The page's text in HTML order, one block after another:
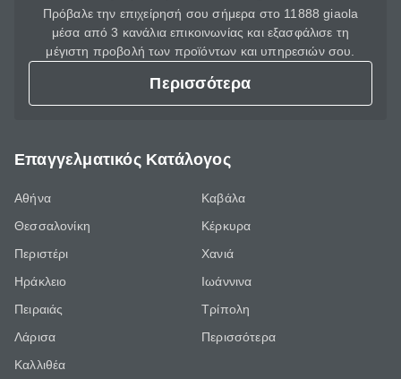
Πρόβαλε την επιχείρησή σου σήμερα στο 11888 giaola
μέσα από 3 κανάλια επικοινωνίας και εξασφάλισε τη
μέγιστη προβολή των προϊόντων και υπηρεσιών σου.
Περισσότερα
Επαγγελματικός Κατάλογος
Αθήνα
Θεσσαλονίκη
Περιστέρι
Ηράκλειο
Πειραιάς
Λάρισα
Καλλιθέα
Καβάλα
Κέρκυρα
Χανιά
Ιωάννινα
Τρίπολη
Περισσότερα